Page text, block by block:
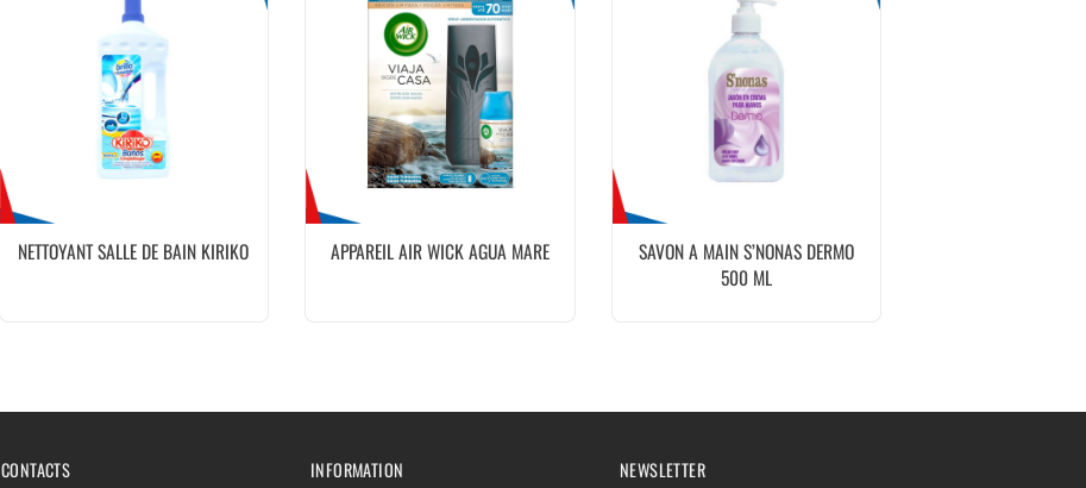
NETTOYANT SALLE DE BAIN KIRIKO APPAREIL AIR WICK AGUA MARE
SAVON A MAIN S’NONAS DERMO
500 ML
CONTACTS INFORMATION NEWSLETTER